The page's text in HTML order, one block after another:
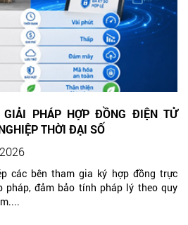
GIẢI PHÁP HỢP ĐỒNG ĐIỆN TỬ
THỜI ĐẠI SỐ
các bên tham gia ký hợp đồng trực
pháp, đảm bảo tính pháp lý theo quy